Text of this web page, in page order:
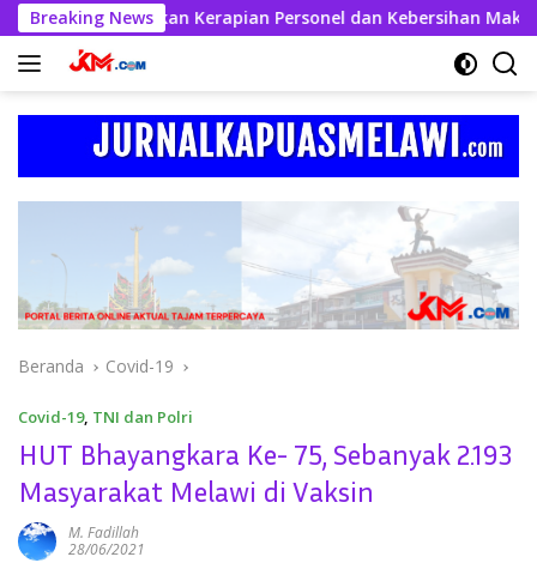
Langsung
ke
konten
Breaking News
Tekankan Kerapian Personel dan Kebersihan Mako
Beranda Covid-19
Covid-19, TNI dan Polri
HUT Bhayangkara Ke- 75, Sebanyak 2.193
Masyarakat Melawi di Vaksin
M. Fadillah
28/06/2021